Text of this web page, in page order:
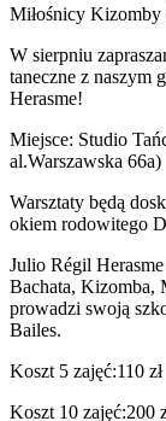
Miłośnicy
W sierpniu
taneczne z naszym
Herasme!
Miejsce: Studio
al.Warszawska 66a)
Warsztaty będą
okiem rodowitego
Julio Régil
Bachata, Kizomba,
prowadzi swoją
Bailes.
Koszt 5 zajęć:110 zł
Koszt 10 zajęć:200